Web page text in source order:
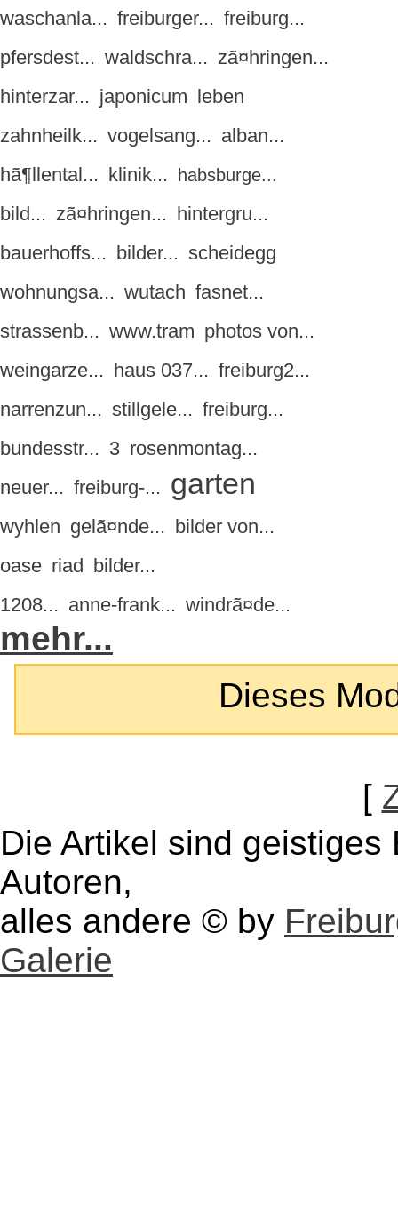
waschanla... freiburger... freiburg...
pfersdest... waldschra... zã¤hringen...
hinterzar... japonicum leben
zahnheilk... vogelsang... alban...
hã¶llental... klinik... habsburge...
bild... zã¤hringen... hintergru...
bauerhoffs... bilder... scheidegg
wohnungsa... wutach fasnet...
strassenb... www.tram photos von...
weingarze... haus 037... freiburg2...
narrenzun... stillgele... freiburg...
bundesstr... 3 rosenmontag...
neuer... freiburg-... garten
wyhlen gelã¤nde... bilder von...
oase riad bilder...
1208... anne-frank... windrã¤de...
mehr...
Dieses
[
Die Artikel sind
Autoren,
alles andere © by
Galerie